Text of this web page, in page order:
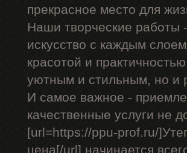
прекрасное место для
Наши творческие работы
искусство с каждым
красотой и
уютным и стильным, но и
И самое важное -
качественные услуги не
[url=https://ppu-prof.ru/
цена[/url] начинается